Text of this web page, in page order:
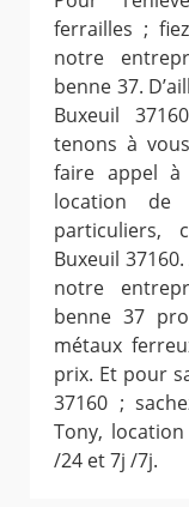
ferrailles ;
notre
benne 37.
Buxeuil
tenons à
faire appel à
location de
particuliers,
Buxeuil
notre
benne 37
métaux
prix. Et pour
37160 ;
Tony,
/24 et 7j /7j.